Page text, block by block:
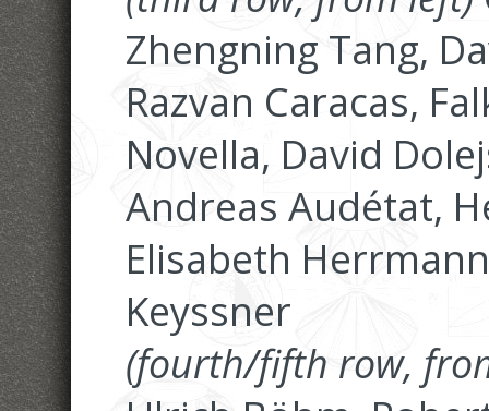
Zhengning Tang,
Razvan Caracas,
Novella, David
Andreas Audétat,
Elisabeth
Keyssner
(fourth/fifth row,